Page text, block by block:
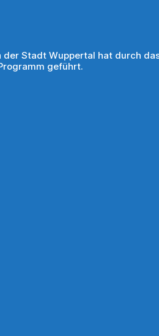
der Stadt Wuppertal hat durch
geführt.